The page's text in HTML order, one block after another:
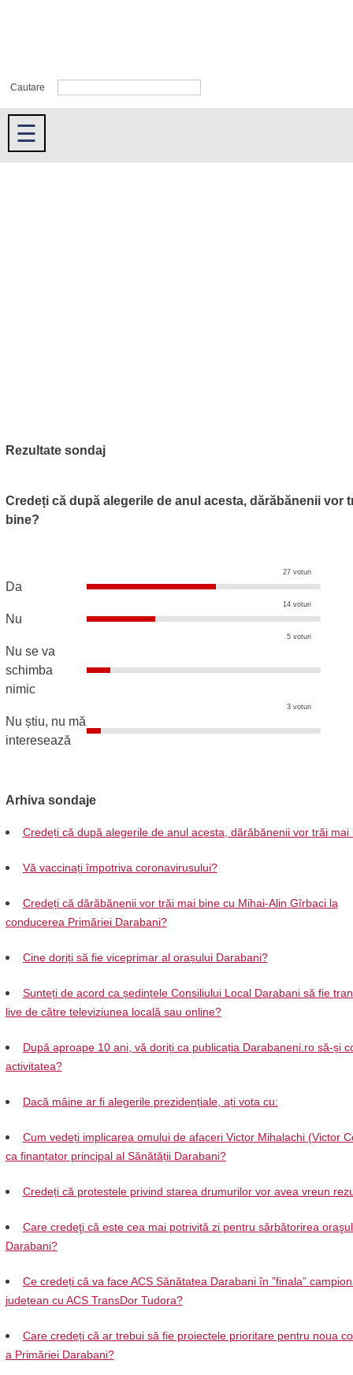
Cautare
☰
Rezultate sondaj
Credeți că după alegerile de anul acesta, dărăbănenii vor
bine?
27 voturi
Da
14 voturi
Nu
5 voturi
Nu se va
schimba
nimic
3 voturi
Nu știu, nu mă
interesează
Arhiva sondaje
Credeți că după alegerile de anul acesta, dărăbănenii vor trăi mai
Vă vaccinați împotriva coronavirusului?
Credeți că dărăbănenii vor trăi mai bine cu Mihai-Alin Gîrbaci la
conducerea Primăriei Darabani?
Cine doriți să fie viceprimar al orașului Darabani?
Sunteți de acord ca ședințele Consiliului Local Darabani să fie
live de către televiziunea locală sau online?
După aproape 10 ani, vă doriți ca publicația Darabaneni.ro să-și
activitatea?
Dacă mâine ar fi alegerile prezidențiale, ați vota cu:
Cum vedeți implicarea omului de afaceri Victor Mihalachi (Victor
ca finanțator principal al Sănătății Darabani?
Credeți că protestele privind starea drumurilor vor avea vreun
Care credeţi că este cea mai potrivită zi pentru sărbătorirea
Darabani?
Ce credeți că va face ACS Sănătatea Darabani în ”finala”
județean cu ACS TransDor Tudora?
Care credeți că ar trebui să fie proiectele prioritare pentru noua
a Primăriei Darabani?